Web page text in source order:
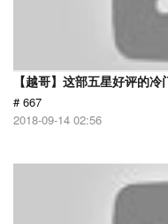
【越哥】这部五星好评的
# 667
2018-09-14 02:56